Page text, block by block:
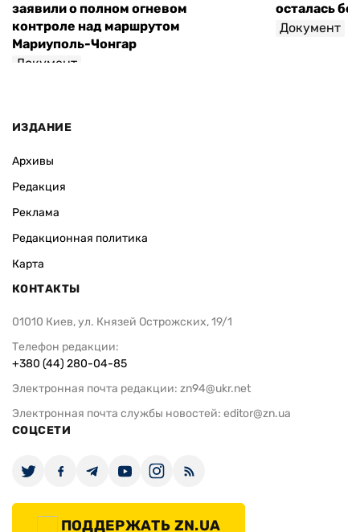
заявили о полном огневом
контроле над маршрутом
Мариуполь-Чонгар
Документ
осталась
Документ
ИЗДАНИЕ
Архивы
Редакция
Реклама
Редакционная политика
Карта
КОНТАКТЫ
01010 Киев, ул. Князей Острожских, 19/1
Телефон редакции:
+380 (44) 280-04-85
Электронная почта редакции: zn94@ukr.net
Электронная почта службы новостей: editor@zn.ua
СОЦСЕТИ
ПОДДЕРЖАТЬ ZN.UA